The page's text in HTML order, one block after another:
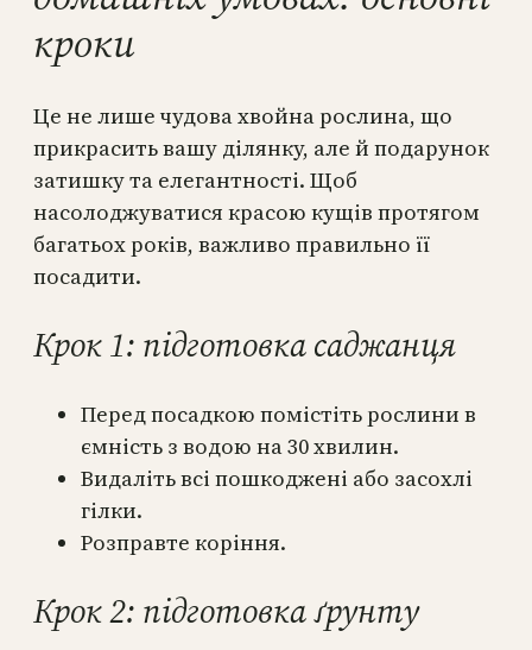
кроки
Це не лише чудова хвойна рослина, що
прикрасить вашу ділянку, але й подарунок
затишку та елегантності. Щоб
насолоджуватися красою кущів протягом
багатьох років, важливо правильно її
посадити.
Крок 1: підготовка саджанця
Перед посадкою помістіть рослини в
ємність з водою на 30 хвилин.
Видаліть всі пошкоджені або засохлі
гілки.
Розправте коріння.
Крок 2: підготовка ґрунту